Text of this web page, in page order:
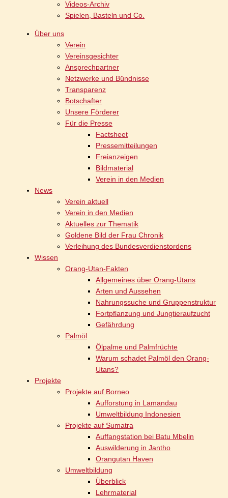
Videos-Archiv
Spielen, Basteln und Co.
Über uns
Verein
Vereinsgesichter
Ansprechpartner
Netzwerke und Bündnisse
Transparenz
Botschafter
Unsere Förderer
Für die Presse
Factsheet
Pressemitteilungen
Freianzeigen
Bildmaterial
Verein in den Medien
News
Verein aktuell
Verein in den Medien
Aktuelles zur Thematik
Goldene Bild der Frau Chronik
Verleihung des Bundesverdienstordens
Wissen
Orang-Utan-Fakten
Allgemeines über Orang-Utans
Arten und Aussehen
Nahrungssuche und Gruppenstruktur
Fortpflanzung und Jungtieraufzucht
Gefährdung
Palmöl
Ölpalme und Palmfrüchte
Warum schadet Palmöl den Orang-
Utans?
Projekte
Projekte auf Borneo
Aufforstung in Lamandau
Umweltbildung Indonesien
Projekte auf Sumatra
Auffangstation bei Batu Mbelin
Auswilderung in Jantho
Orangutan Haven
Umweltbildung
Überblick
Lehrmaterial